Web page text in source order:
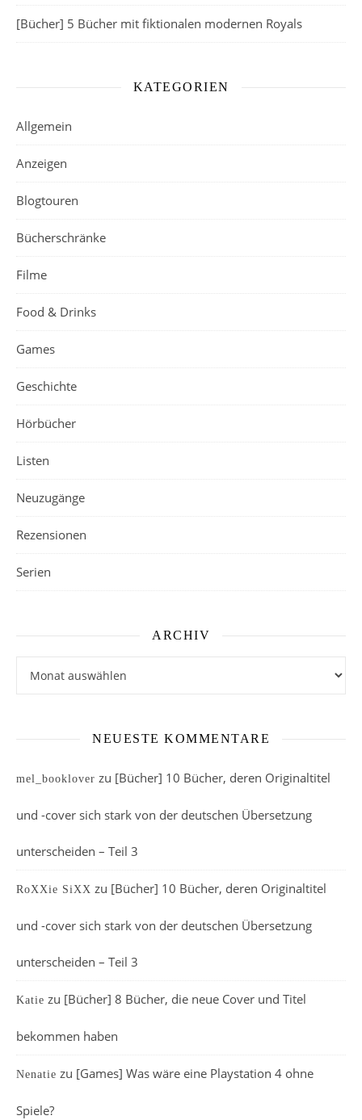
[Bücher] 5 Bücher mit fiktionalen modernen Royals
KATEGORIEN
Allgemein
Anzeigen
Blogtouren
Bücherschränke
Filme
Food & Drinks
Games
Geschichte
Hörbücher
Listen
Neuzugänge
Rezensionen
Serien
ARCHIV
NEUESTE KOMMENTARE
mel_booklover zu [Bücher] 10 Bücher, deren Originaltitel
und -cover sich stark von der deutschen Übersetzung
unterscheiden – Teil 3
RoXXie SiXX zu [Bücher] 10 Bücher, deren Originaltitel
und -cover sich stark von der deutschen Übersetzung
unterscheiden – Teil 3
Katie zu [Bücher] 8 Bücher, die neue Cover und Titel
bekommen haben
Nenatie zu [Games] Was wäre eine Playstation 4 ohne
Spiele?